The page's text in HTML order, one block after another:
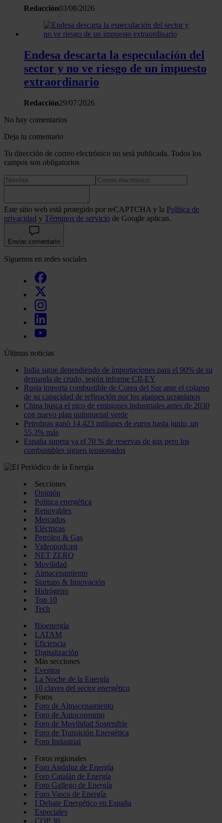
análisis web, quienes pueden combinarla con otra
haya proporcionado o que hayan recopilado a partir del uso
hecho de sus servicios.
Redacción03/08/2026
Endesa descarta la especulación del
sector y no ve riesgo de un impuesto
extraordinario
Redacción29/07/2026
No hay comentarios
Deja tu comentario
Tu dirección de correo electrónico no será publicada. Todos los
campos son obligatorios
Este sitio web está protegido por reCAPTCHA y la Política de
privacidad y Términos de servicio de Google aplican.
Enviar comentario
Síguenos en redes sociales
Últimas noticias
India sigue dependiendo de importaciones para el 90% de su
demanda de crudo, según informe CII-EY
Rusia importa combustible de Corea del Sur ante el colapso
de su capacidad de refinación por los ataques ucranianos
China busca el pico de emisiones industriales antes de 2030
con nuevo plan quinquenal verde
Petrobras ganó 14.423 millones de euros hasta junio, un
55,3% más
España supera ya el 70 % de reservas de gas pero los
combustibles siguen tensionados
Secciones
Opinión
Política energética
Renovables
Mercados
Eléctricas
Petróleo & Gas
Videopodcast
NET ZERO
Movilidad
Almacenamiento
Startups & Innovación
Hidrógeno
Top 10
Tech
Bioenergía
LATAM
Eficiencia
Digitalización
Más secciones
Eventos
La Noche de la Energía
10 claves del sector energético
Foros
Foro de Almacenamiento
Foro de Autoconsumo
Foro de Movilidad Sostenible
Foro de Transición Energética
Foro Industrial
Foros regionales
Foro Andaluz de Energía
Foro Catalán de Energía
Foro Gallego de Energía
Foro Vasco de Energía
I Debate Energético en España
Especiales
COP 30